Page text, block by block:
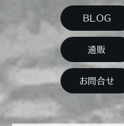
BLOG
通販
お問合せ